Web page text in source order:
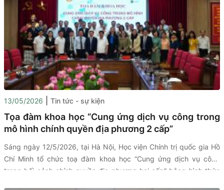
thị trường lao động và các chính sách an sinh xã hội, qua đó góp
phần nâng cao chất lượng thông tin và truyền thông về các vấn
đề phát triển xã hội trong giai đoạn hiện nay.
13/05/2026 Tin tức - sự kiện
Tọa đàm khoa học “Cung ứng dịch vụ công trong
mô hình chính quyền địa phương 2 cấp”
Sáng ngày 12/5/2026, tại Hà Nội, Học viện Chính trị quốc gia Hồ
Chí Minh tổ chức toạ đàm khoa học “Cung ứng dịch vụ công
trong bối cảnh chính quyền địa phương hai cấp” bằng hình thức